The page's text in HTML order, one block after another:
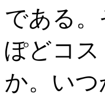
である
ぽどコ
か。い